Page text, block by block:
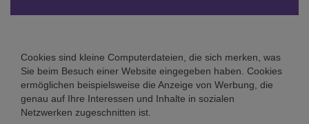
Cookies sind kleine Computerdateien, die sich merken, was
Sie beim Besuch einer Website eingegeben haben. Cookies
ermöglichen beispielsweise die Anzeige von Werbung, die
genau auf Ihre Interessen und Inhalte in sozialen
Netzwerken zugeschnitten ist.